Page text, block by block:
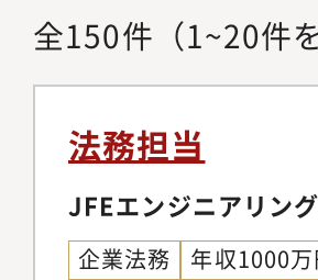
全150件 （1~20件
法務担当
JFEエンジニアリン
企業法務 年収1000